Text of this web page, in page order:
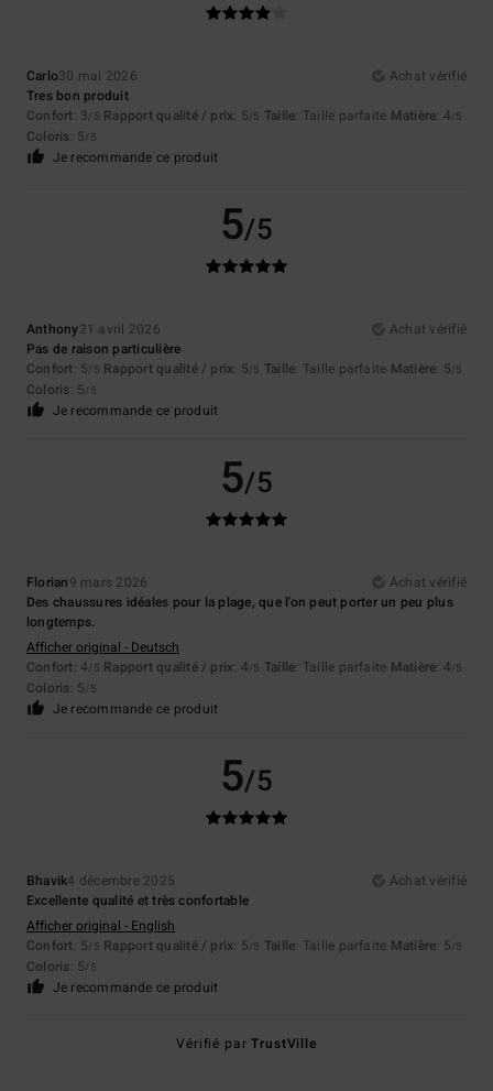
Carlo30 mai 2026
Achat vérifié
Tres bon produit
Confort: 3/5 Rapport qualité / prix: 5/5 Taille: Taille parfaite Matière: 4/5
Coloris: 5/5
Je recommande ce produit
5/5
Anthony21 avril 2026
Achat vérifié
Pas de raison particulière
Confort: 5/5 Rapport qualité / prix: 5/5 Taille: Taille parfaite Matière: 5/5
Coloris: 5/5
Je recommande ce produit
5/5
Florian9 mars 2026
Achat vérifié
Des chaussures idéales pour la plage, que l'on peut porter un peu plus
longtemps.
Afficher original - Deutsch
Confort: 4/5 Rapport qualité / prix: 4/5 Taille: Taille parfaite Matière: 4/5
Coloris: 5/5
Je recommande ce produit
5/5
Bhavik4 décembre 2025
Achat vérifié
Excellente qualité et très confortable
Afficher original - English
Confort: 5/5 Rapport qualité / prix: 5/5 Taille: Taille parfaite Matière: 5/5
Coloris: 5/5
Je recommande ce produit
Vérifié parTrustVille